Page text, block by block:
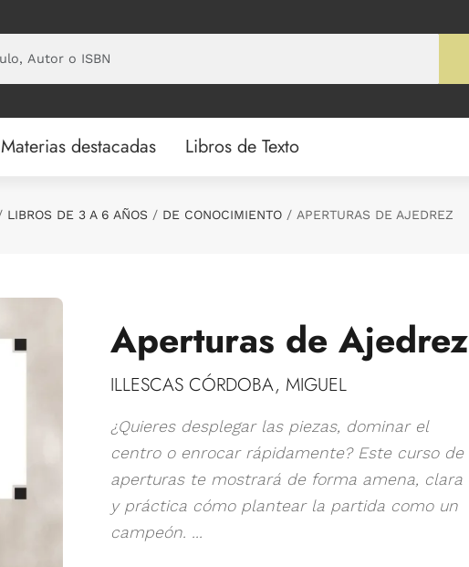
Materias destacadas Libros de Texto
LIBROS DE 3 A 6 AÑOS DE CONOCIMIENTO APERTURAS DE AJEDREZ
Aperturas de Ajedrez
ILLESCAS CÓRDOBA, MIGUEL
¿Quieres desplegar las piezas, dominar el
centro o enrocar rápidamente? Este curso de
aperturas te mostrará de forma amena, clara
y práctica cómo plantear la partida como un
campeón. ...